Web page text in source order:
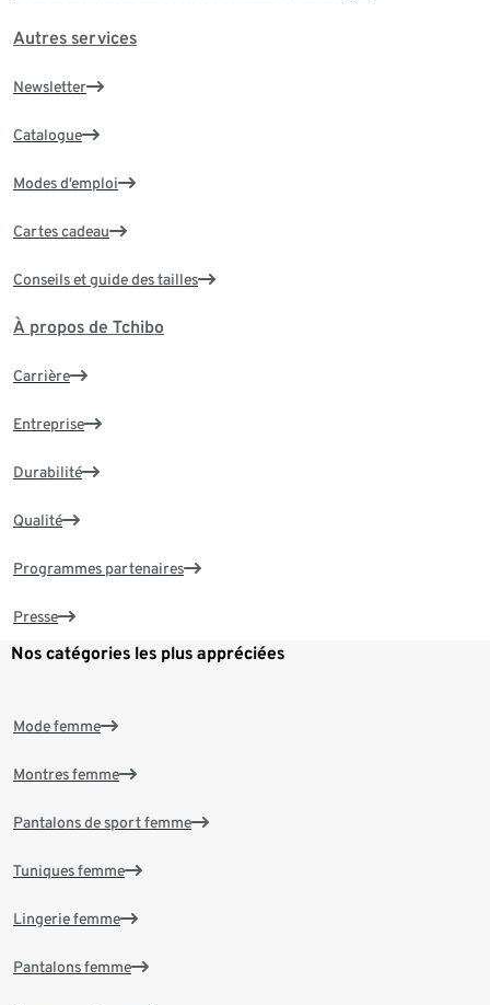
Autres services
Newsletter
Catalogue
Modes d’emploi
Cartes cadeau
Conseils et guide des tailles
À propos de Tchibo
Carrière
Entreprise
Durabilité
Qualité
Programmes partenaires
Presse
Nos catégories les plus appréciées
Mode femme
Montres femme
Pantalons de sport femme
Tuniques femme
Lingerie femme
Pantalons femme